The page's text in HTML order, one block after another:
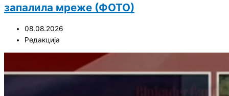
запалила мреже (ФОТО)
08.08.2026
Редакција